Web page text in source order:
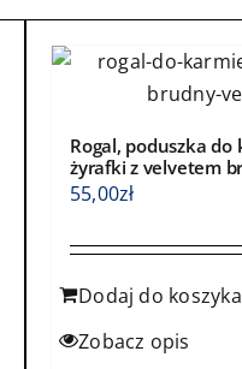
produktu
Rogal, poduszka
żyrafki z velvetem
55,00zł
Dodaj do koszyka
Zobacz opis